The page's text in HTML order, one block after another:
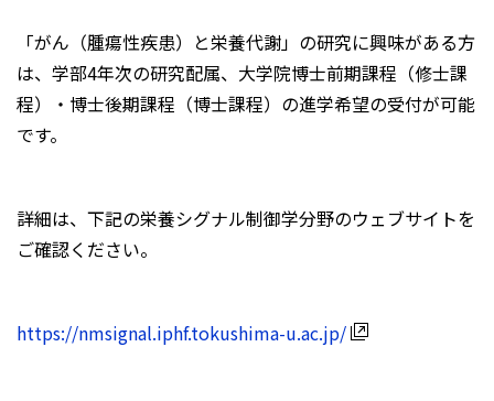
「がん（腫瘍性疾患）と栄養代謝」の研究に興味がある方
は、学部4年次の研究配属、大学院博士前期課程（修士課
程）・博士後期課程（博士課程）の進学希望の受付が可能
です。
詳細は、下記の栄養シグナル制御学分野のウェブサイトを
ご確認ください。
https://nmsignal.iphf.tokushima-u.ac.jp/